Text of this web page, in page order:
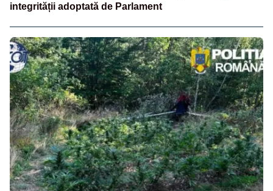
integrității adoptată de Parlament